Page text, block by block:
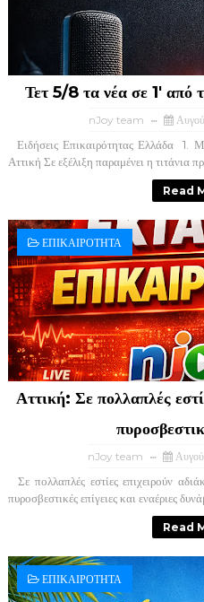
Τετ 5/8 τα νέα σε 1'
nJoy team
Ειδήσεις Επικαιρότητας Ελλάδα ​ 1.
Αττική ​Σε εξέλιξη παραμένει η τιτάνια
Read
ΕΠΙΚΑΙΡΟΤΗΤΑ
Αττική: Σε πολλαπλές
nJoy team
Σε πολλαπλές εστίες επιχειρούν
πυροσβεστικές επίγειες και εναέριες
Read
ΕΠΙΚΑΙΡΟΤΗΤΑ